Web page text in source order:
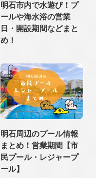
明石市内で水遊び！プ
ールや海水浴の営業
日・開設期間などまと
め！
明石周辺のプール情報
まとめ！営業期間【市
民プール・レジャープ
ール】